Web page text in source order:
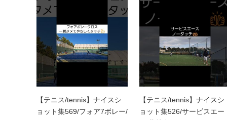
【テニス/tennis】ナイスシ
ョット集569/フォア7ボレー/
【テニス/tennis】ナイスシ
ョット集526/サービスエー